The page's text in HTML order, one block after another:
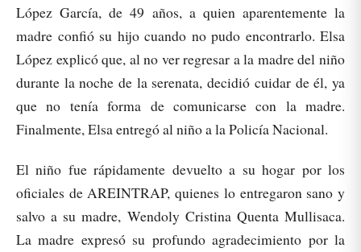
López García, de 49 años, a quien aparentemente la
madre confió su hijo cuando no pudo encontrarlo. Elsa
López explicó que, al no ver regresar a la madre del niño
durante la noche de la serenata, decidió cuidar de él, ya
que no tenía forma de comunicarse con la madre.
Finalmente, Elsa entregó al niño a la Policía Nacional.
El niño fue rápidamente devuelto a su hogar por los
oficiales de AREINTRAP, quienes lo entregaron sano y
salvo a su madre, Wendoly Cristina Quenta Mullisaca.
La madre expresó su profundo agradecimiento por la